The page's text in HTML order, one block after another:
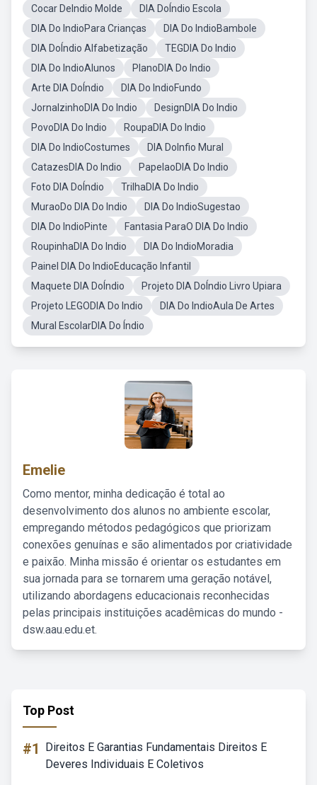
Cocar DeIndio Molde
DIA DoÍndio Escola
DIA Do IndioPara Crianças
DIA Do IndioBambole
DIA DoÍndio Alfabetização
TEGDIA Do Indio
DIA Do IndioAlunos
PlanoDIA Do Indio
Arte DIA DoÍndio
DIA Do IndioFundo
JornalzinhoDIA Do Indio
DesignDIA Do Indio
PovoDIA Do Indio
RoupaDIA Do Indio
DIA Do IndioCostumes
DIA DoInfio Mural
CatazesDIA Do Indio
PapelaoDIA Do Indio
Foto DIA DoÍndio
TrilhaDIA Do Indio
MuraoDo DIA Do Indio
DIA Do IndioSugestao
DIA Do IndioPinte
Fantasia ParaO DIA Do Indio
RoupinhaDIA Do Indio
DIA Do IndioMoradia
Painel DIA Do IndioEducação Infantil
Maquete DIA DoÍndio
Projeto DIA DoÍndio Livro Upiara
Projeto LEGODIA Do Indio
DIA Do IndioAula De Artes
Mural EscolarDIA Do Índio
Emelie
Como mentor, minha dedicação é total ao
desenvolvimento dos alunos no ambiente escolar,
empregando métodos pedagógicos que priorizam
conexões genuínas e são alimentados por criatividade
e paixão. Minha missão é orientar os estudantes em
sua jornada para se tornarem uma geração notável,
utilizando abordagens educacionais reconhecidas
pelas principais instituições acadêmicas do mundo -
dsw.aau.edu.et.
Top Post
#1
Direitos E Garantias Fundamentais Direitos E
Deveres Individuais E Coletivos